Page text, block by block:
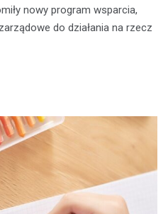
nowy program wsparcia,
do działania na rzecz